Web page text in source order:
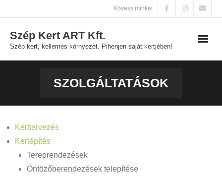
to
content
Kövess minket
Szép Kert ART Kft.
Szép kert, kellemes környezet. Pihenjen saját kertjében!
Kapcsolat
SZOLGÁLTATÁSOK
Kerttervezés
Kertépítés
Tereprendezések
Öntözőberendezések telepítése